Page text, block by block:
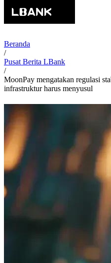
Beranda
/
Pusat Berita LBank
/
MoonPay mengatakan regulasi
infrastruktur harus menyusul